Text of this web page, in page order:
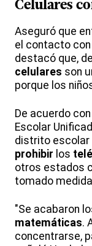
Celulares
Aseguró que
el contacto
destacó que,
celulares son
porque los
De acuerdo con
Escolar
distrito escolar
prohibir los
otros estados
tomado
"Se acabaron
matemáticas.
concentrarse,